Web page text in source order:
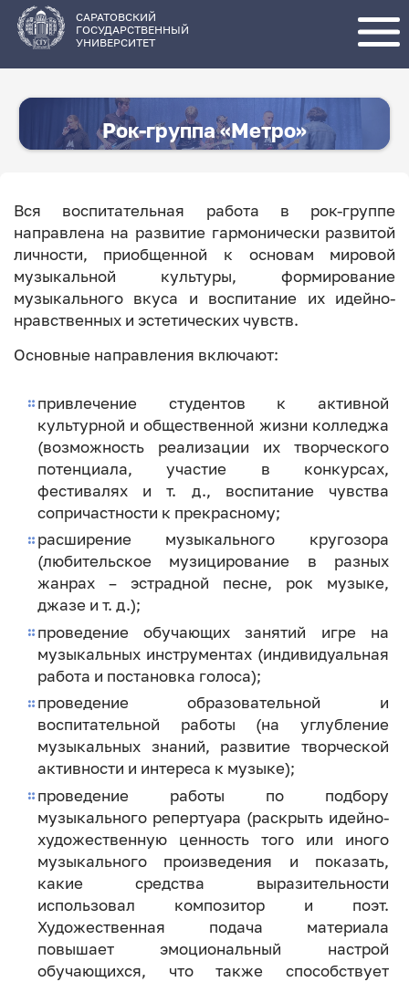
основному
содержанию
САРАТОВСКИЙ
ГОСУДАРСТВЕННЫЙ
УНИВЕРСИТЕТ
Рок-группа «Метро»
Вся воспитательная работа в рок-группе
направлена на развитие гармонически развитой
личности, приобщенной к основам мировой
музыкальной культуры, формирование
музыкального вкуса и воспитание их идейно-
нравственных и эстетических чувств.
Основные направления включают:
привлечение студентов к активной
культурной и общественной жизни колледжа
(возможность реализации их творческого
потенциала, участие в конкурсах,
фестивалях и т. д., воспитание чувства
сопричастности к прекрасному;
расширение музыкального кругозора
(любительское музицирование в разных
жанрах – эстрадной песне, рок музыке,
джазе и т. д.);
проведение обучающих занятий игре на
музыкальных инструментах (индивидуальная
работа и постановка голоса);
проведение образовательной и
воспитательной работы (на углубление
музыкальных знаний, развитие творческой
активности и интереса к музыке);
проведение работы по подбору
музыкального репертуара (раскрыть идейно-
художественную ценность того или иного
музыкального произведения и показать,
какие средства выразительности
использовал композитор и поэт.
Художественная подача материала
повышает эмоциональный настрой
обучающихся, что также способствует